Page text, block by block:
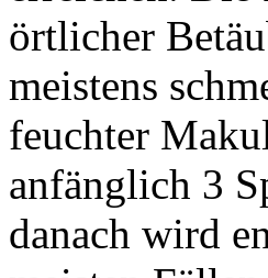
örtlicher
meistens
feuchter
anfänglich 3
danach wird